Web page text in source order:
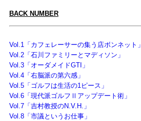
BACK NUMBER
Vol.1「カフェレーサーの集う店ボンネット」
Vol.2「石川ファミリーとマディソン」
Vol.3「オーダメイドGTI」
Vol.4「右脳派の第六感」
Vol.5「ゴルフは生活の1ピース」
Vol.6「現代派ゴルフⅡアップデート術」
Vol.7「吉村教授のN.V.H.」
Vol.8「市議というお仕事」